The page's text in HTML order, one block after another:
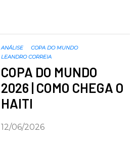
ANÁLISE
COPA DO MUNDO
LEANDRO CORREIA
COPA DO MUNDO
2026 | COMO CHEGA O
HAITI
12/06/2026